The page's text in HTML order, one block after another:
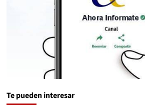
Te pueden interesar